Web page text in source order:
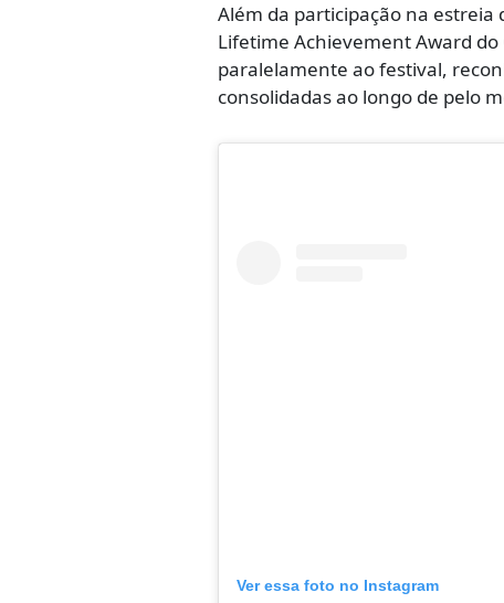
Além da participação na estreia
Lifetime Achievement Award
paralelamente ao festival,
consolidadas ao longo de pelo
Ver essa foto no Instagram